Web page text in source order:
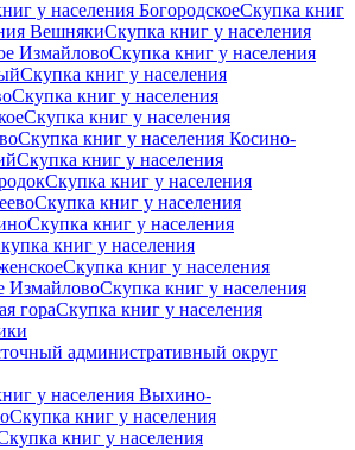
у населения БогородскоеСкупка книг
ВешнякиСкупка книг у населения
ИзмайловоСкупка книг у населения
Скупка книг у населения
Скупка книг у населения
Скупка книг у населения
Скупка книг у населения Косино-
Скупка книг у населения
Скупка книг у населения
Скупка книг у населения
Скупка книг у населения
книг у населения
Скупка книг у населения
ИзмайловоСкупка книг у населения
гораСкупка книг у населения
административный округ
у населения Выхино-
Скупка книг у населения
книг у населения